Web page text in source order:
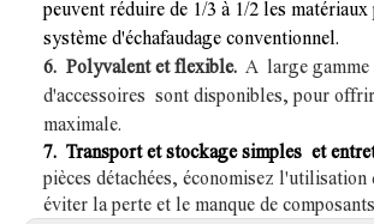
peuvent réduire de 1/3 à 1/2 les
système d'échafaudage conventionnel.
6. Polyvalent et flexible. A large gamme
d'accessoires sont disponibles, pour offrir
maximale.
7. Transport et stockage simples et
pièces détachées, économisez l'utilisation
éviter la perte et le manque de